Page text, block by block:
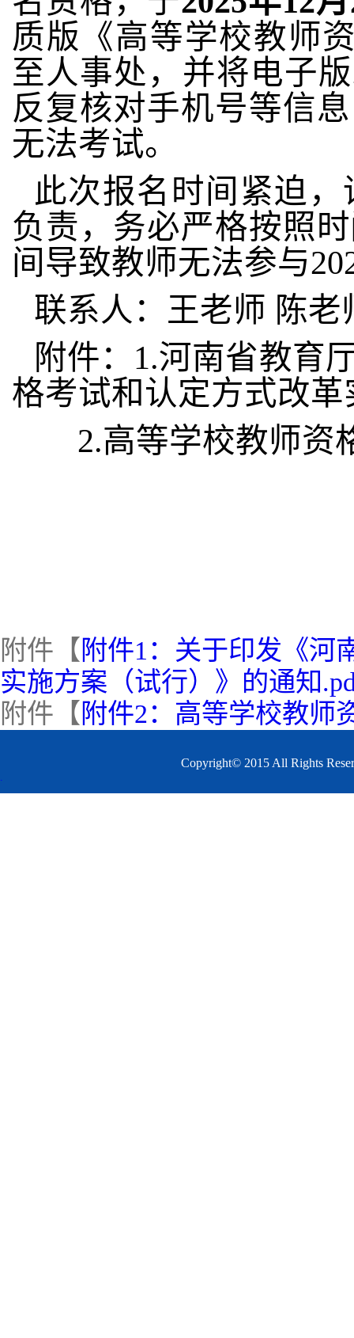
质版《高等学校教师
至人事处，并将电子
反复核对手机号等信
无法考试。
此次报名时间紧迫，
负责，务必严格按照
间导致教师无法参与
联系人：王老师 陈老
附件： 1.河南省教育
格考试和认定方式改
2.高等学校教师资
附件【 附件1：关于印发《河
实施方案（试行）》的通知
附件【 附件2：高等学校教师
Copyright© 2015 All Rights
.